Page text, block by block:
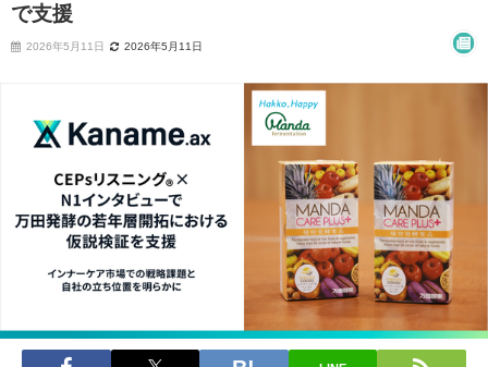
で支援
2026年5月11日 2026年5月11日